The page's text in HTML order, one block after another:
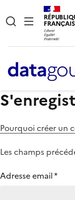
Pourquoi créer un
Les champs
Adresse email*